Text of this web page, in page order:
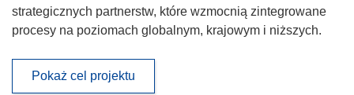
strategicznych partnerstw, które wzmocnią zintegrowane
procesy na poziomach globalnym, krajowym i niższych.
Pokaż cel projektu